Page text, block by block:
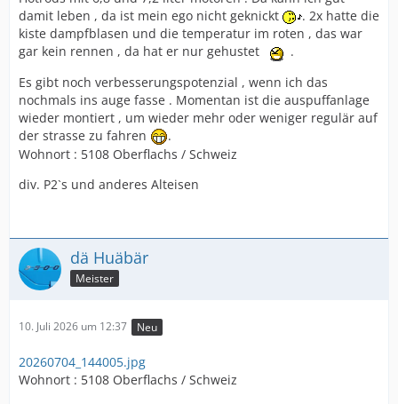
damit leben , da ist mein ego nicht geknickt
. 2x hatte die
kiste dampfblasen und die temperatur im roten , das war
gar kein rennen , da hat er nur gehustet
.
Es gibt noch verbesserungspotenzial , wenn ich das
nochmals ins auge fasse . Momentan ist die auspuffanlage
wieder montiert , um wieder mehr oder weniger regulär auf
der strasse zu fahren
.
Wohnort : 5108 Oberflachs / Schweiz
div. P2`s und anderes Alteisen
dä Huäbär
Meister
10. Juli 2026 um 12:37 Neu
20260704_144005.jpg
Wohnort : 5108 Oberflachs / Schweiz